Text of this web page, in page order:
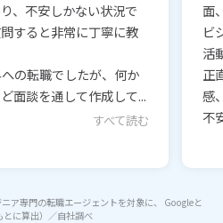
、不安しかない状況で
すると非常に丁寧に教
の転職でしたが、何か
面談を通して作成して...
すべて読む
面
ビ
活
正
感
不
ア専門の転職エージェントを対象に、 Googleと
に算出）／自社調べ